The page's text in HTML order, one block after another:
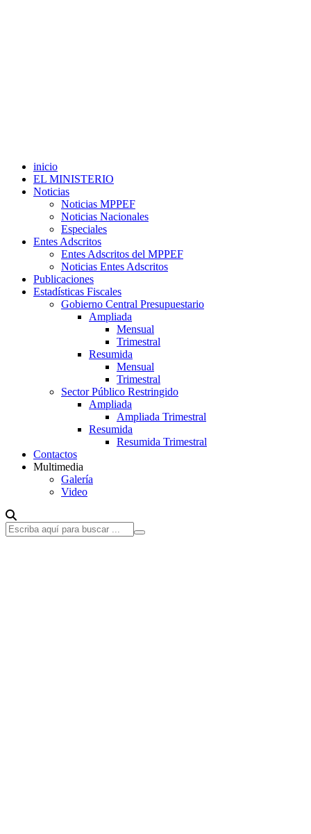
inicio
EL MINISTERIO
Noticias
Noticias MPPEF
Noticias Nacionales
Especiales
Entes Adscritos
Entes Adscritos del MPPEF
Noticias Entes Adscritos
Publicaciones
Estadísticas Fiscales
Gobierno Central Presupuestario
Ampliada
Mensual
Trimestral
Resumida
Mensual
Trimestral
Sector Público Restringido
Ampliada
Ampliada Trimestral
Resumida
Resumida Trimestral
Contactos
Multimedia
Galería
Video